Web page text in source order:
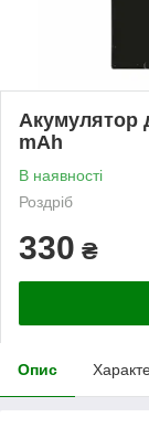
Акумулятор
mAh
В наявності
Роздріб
330 ₴
Опис